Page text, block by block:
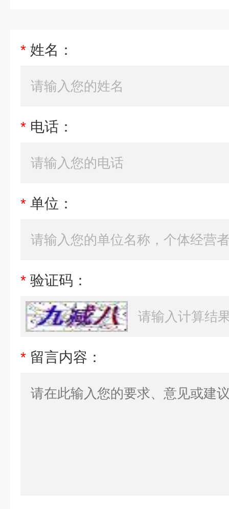
* 姓名：
* 电话：
* 单位：
* 验证码：
* 留言内容：